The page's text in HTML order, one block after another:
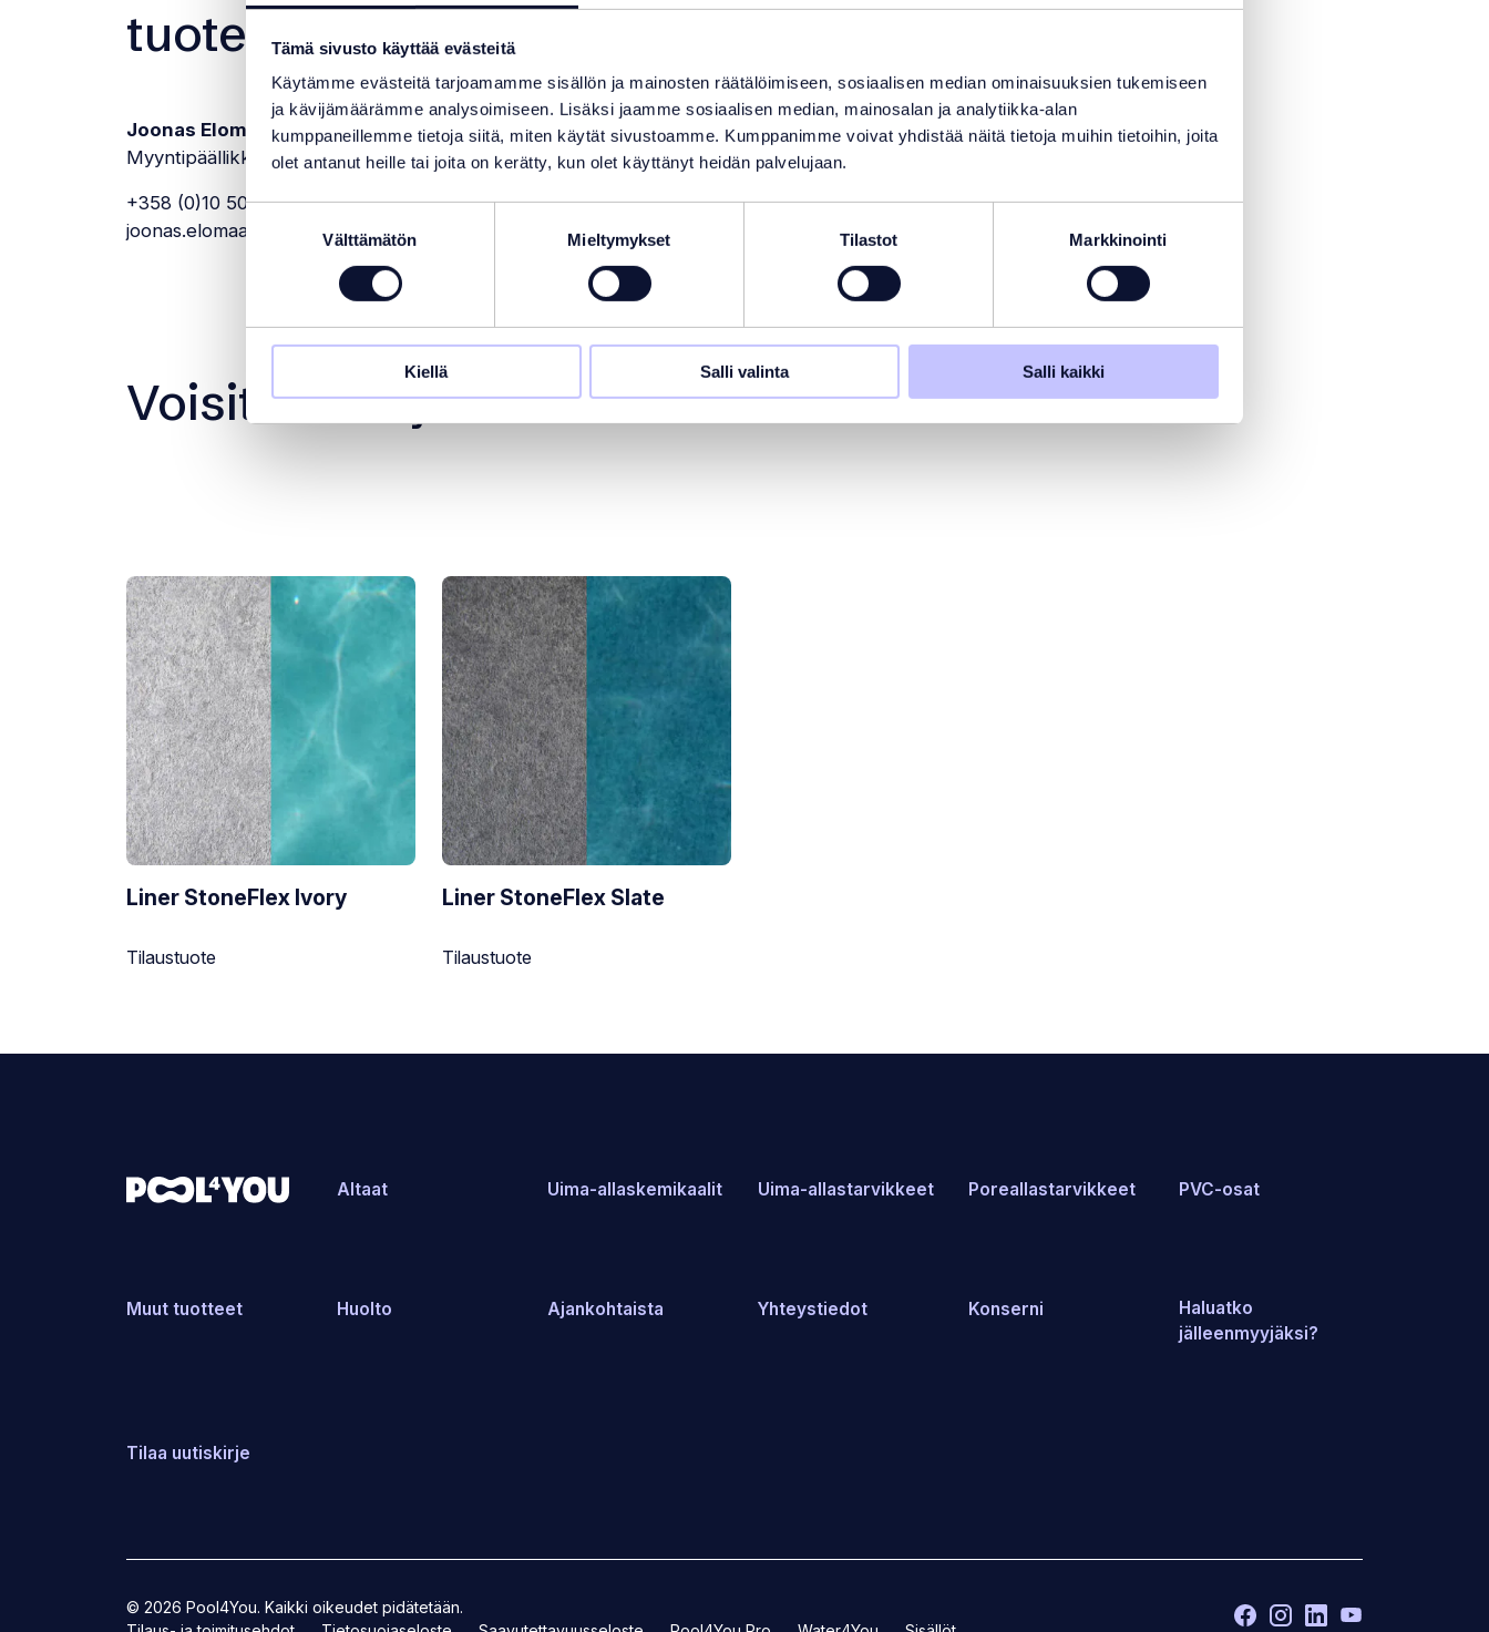
Tämä sivusto käyttää evästeitä
Käytämme evästeitä tarjoamamme sisällön ja mainosten räätälöimiseen, sosiaalisen median ominaisuuksien tukemiseen
ja kävijämäärämme analysoimiseen. Lisäksi jaamme sosiaalisen median, mainosalan ja analytiikka-alan
kumppaneillemme tietoja siitä, miten käytät sivustoamme. Kumppanimme voivat yhdistää näitä tietoja muihin tietoihin, joita
olet antanut heille tai joita on kerätty, kun olet käyttänyt heidän palvelujaan.
Suostumuksen
valinta
Välttämätön Mieltymykset Tilastot Markkinointi
Kiellä Salli valinta Salli kaikki
tuotevastaava
Joonas Elomaa
Myyntipäällikkö (Helsinki)
+358 (0)10 5058 6029
joonas.elomaa@pool4you.fi
Voisit olla myös kiinnostunut
Liner StoneFlex Ivory
Varastotilanne:
Tilaustuote
Liner StoneFlex Slate
Varastotilanne:
Tilaustuote
Altaat Uima-allaskemikaalit Uima-allastarvikkeet Poreallastarvikkeet PVC-osat
Muut tuotteet Huolto Ajankohtaista Yhteystiedot Konserni
Haluatko
jälleenmyyjäksi?
Tilaa uutiskirje
© 2026 Pool4You. Kaikki oikeudet pidätetään.
Facebook
(AvaaInstagram
(Avaa LinkedIn
(Avaa